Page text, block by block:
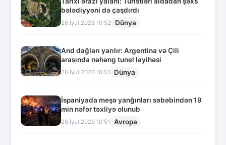
bələdiyyəni də çaşdırdı
26.İyul.2026 10:52 Dünya
And dağları yarılır: Argentina və Çili
arasında nəhəng tunel layihəsi
26.İyul.2026 10:51 Dünya
İspaniyada meşə yanğınları səbəbindən 19
min nəfər təxliyə olunub
26.İyul.2026 10:51 Avropa